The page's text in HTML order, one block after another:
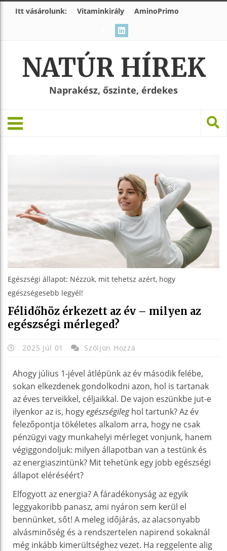
Itt vásárolunk: Vitaminkirály AminoPrimo
NATÚR HÍREK
Naprakész, őszinte, érdekes
Egészségi állapot: Nézzük, mit tehetsz azért, hogy
egészségesebb legyél!
Félidőhöz érkezett az év – milyen az
egészségi mérleged?
2025 Júl 01 Szóljon Hozzá
Ahogy július 1-jével átlépünk az év második felébe,
sokan elkezdenek gondolkodni azon, hol is tartanak
az éves terveikkel, céljaikkal. De vajon eszünkbe jut-e
ilyenkor az is, hogyegészségileghol tartunk? Az év
felezőpontja tökéletes alkalom arra, hogy ne csak
pénzügyi vagy munkahelyi mérleget vonjunk, hanem
végiggondoljuk: milyen állapotban van a testünk és
az energiaszintünk? Mit tehetünk egy jobb egészségi
állapot eléréséért?
Elfogyott az energia? A fáradékonyság az egyik
leggyakoribb panasz, ami nyáron sem kerül el
bennünket, sőt! A meleg időjárás, az alacsonyabb
alvásminőség és a rendszertelen napirend sokaknál
még inkább kimerültséghez vezet. Ha reggelente alig